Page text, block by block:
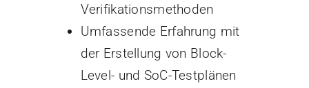
Verifikationsmethoden
Umfassende Erfahrung mit
der Erstellung von Block-
Level- und SoC-Testplänen